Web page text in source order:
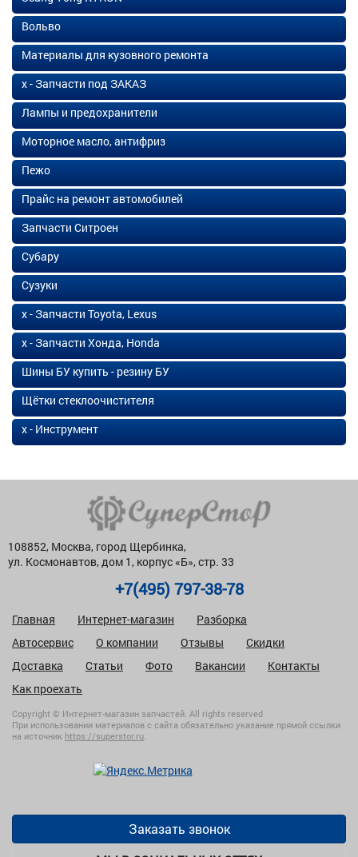
Вольво
Материалы для кузовного ремонта
х - Запчасти под ЗАКАЗ
Лампы и предохранители
Моторное масло, антифриз
Пежо
Прайс на ремонт автомобилей
Запчасти Ситроен
Субару
Сузуки
х - Запчасти Toyota, Lexus
х - Запчасти Хонда, Honda
Шины БУ купить - резину БУ
Щётки стеклоочистителя
х - Инструмент
108852, Москва, город Щербинка,
ул. Космонавтов, дом 1, корпус «Б», стр. 33
+7(495) 797-38-78
Главная Интернет-магазин
Разборка
Автосервис
О компании Отзывы
Скидки
Доставка
Статьи Фото Вакансии
Контакты
Как проехать
Copyright © Интернет-магазин запчастей. All rights reserved
При использовании материалов с сайта обязательно указание прямой ссылки
на источник https://superstor.ru
Заказать звонок